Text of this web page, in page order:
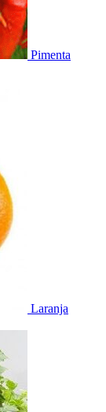
Pimenta
Laranja